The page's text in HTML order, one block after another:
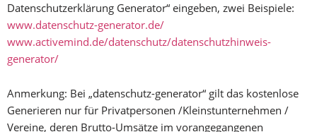
Datenschutzerklärung Generator“ eingeben, zwei Beispiele:
www.datenschutz-generator.de/
www.activemind.de/datenschutz/datenschutzhinweis-
generator/
Anmerkung: Bei „datenschutz-generator“ gilt das kostenlose
Generieren nur für Privatpersonen /Kleinstunternehmen /
Vereine, deren Brutto-Umsätze im vorangegangenen